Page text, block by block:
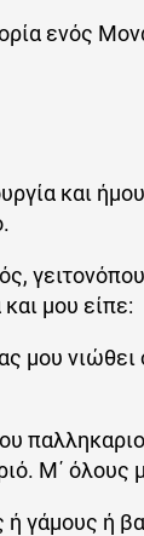
ενός
και
μου είπε:
νιώθει
Μ΄ όλους
ή γάμους ή